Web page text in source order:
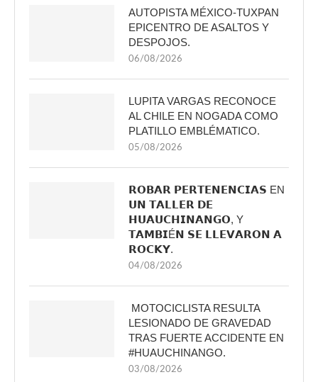
AUTOPISTA MÉXICO-TUXPAN
EPICENTRO DE ASALTOS Y
DESPOJOS.
06/08/2026
LUPITA VARGAS RECONOCE
AL CHILE EN NOGADA COMO
PLATILLO EMBLÉMATICO.
05/08/2026
𝗥𝗢𝗕𝗔𝗥 𝗣𝗘𝗥𝗧𝗘𝗡𝗘𝗡𝗖𝗜𝗔𝗦 EN
𝗨𝗡 𝗧𝗔𝗟𝗟𝗘𝗥 𝗗𝗘
𝗛𝗨𝗔𝗨𝗖𝗛𝗜𝗡𝗔𝗡𝗚𝗢, Y
𝗧𝗔𝗠𝗕𝗜É𝗡 𝗦𝗘 𝗟𝗟𝗘𝗩𝗔𝗥𝗢𝗡 𝗔
𝗥𝗢𝗖𝗞𝗬.
04/08/2026
MOTOCICLISTA RESULTA
LESIONADO DE GRAVEDAD
TRAS FUERTE ACCIDENTE EN
#HUAUCHINANGO.
03/08/2026